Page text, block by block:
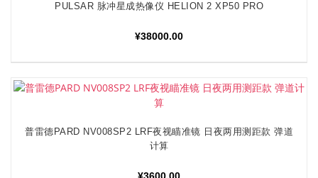
加入购物车
PULSAR 脉冲星成热像仪 HELION 2 XP50 PRO
¥38000.00
加入购物车
普雷德PARD NV008SP2 LRF夜视瞄准镜 日夜两用测距款 弹道
计算